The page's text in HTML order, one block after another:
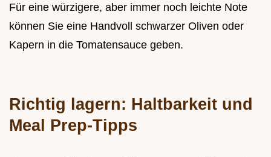
Für eine würzigere, aber immer noch leichte Note
können Sie eine Handvoll schwarzer Oliven oder
Kapern in die Tomatensauce geben.
Richtig lagern: Haltbarkeit und
Meal Prep-Tipps